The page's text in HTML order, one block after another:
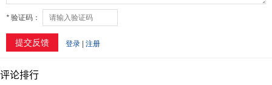
评论排行